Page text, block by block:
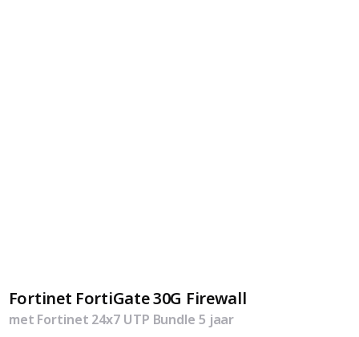
Fortinet FortiGate 30G Firewall
met Fortinet 24x7 UTP Bundle 5 jaar